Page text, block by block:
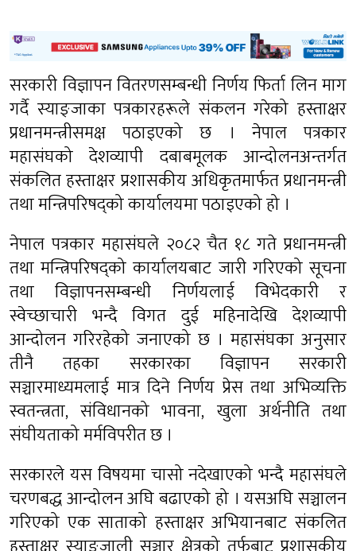
सरकारी विज्ञापन वितरणसम्बन्धी निर्णय फिर्ता लिन माग
गर्दै स्याङ्जाका पत्रकारहरूले संकलन गरेको हस्ताक्षर
प्रधानमन्त्रीसमक्ष पठाइएको छ । नेपाल पत्रकार
महासंघको देशव्यापी दबाबमूलक आन्दोलनअन्तर्गत
संकलित हस्ताक्षर प्रशासकीय अधिकृतमार्फत प्रधानमन्त्री
तथा मन्त्रिपरिषद्को कार्यालयमा पठाइएको हो ।
नेपाल पत्रकार महासंघले २०८२ चैत १८ गते प्रधानमन्त्री
तथा मन्त्रिपरिषद्को कार्यालयबाट जारी गरिएको सूचना
तथा विज्ञापनसम्बन्धी निर्णयलाई विभेदकारी र
स्वेच्छाचारी भन्दै विगत दुई महिनादेखि देशव्यापी
आन्दोलन गरिरहेको जनाएको छ । महासंघका अनुसार
तीनै तहका सरकारका विज्ञापन सरकारी
सञ्चारमाध्यमलाई मात्र दिने निर्णय प्रेस तथा अभिव्यक्ति
स्वतन्त्रता, संविधानको भावना, खुला अर्थनीति तथा
संघीयताको मर्मविपरीत छ ।
सरकारले यस विषयमा चासो नदेखाएको भन्दै महासंघले
चरणबद्ध आन्दोलन अघि बढाएको हो । यसअघि सञ्चालन
गरिएको एक साताको हस्ताक्षर अभियानबाट संकलित